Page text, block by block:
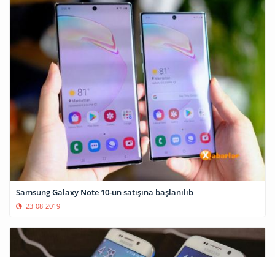
Samsung Galaxy Note 10-un satışına başlanılıb
23-08-2019